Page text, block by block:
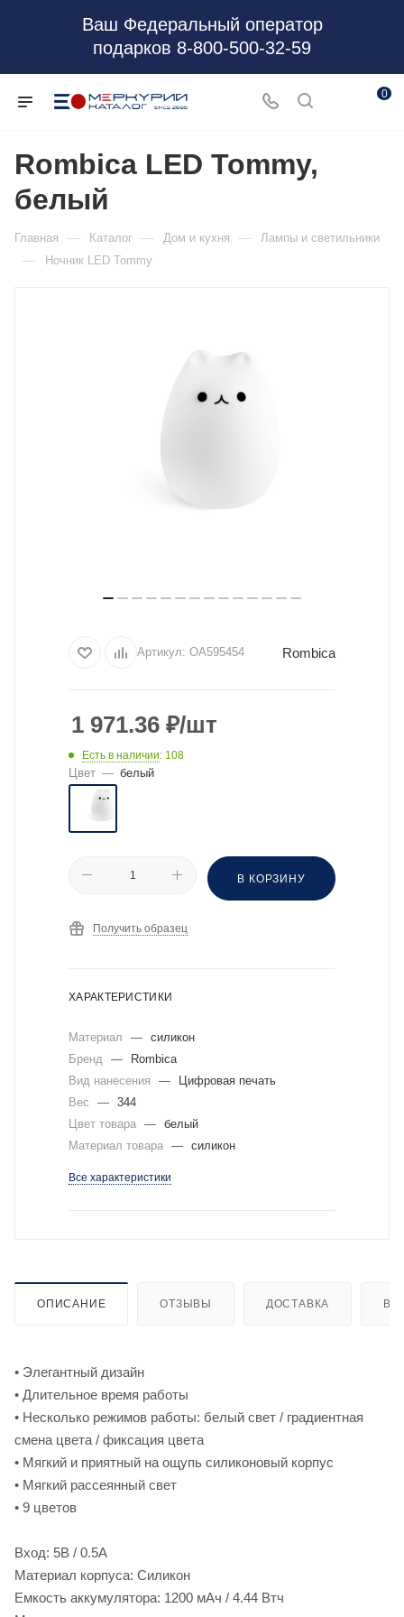
Ваш Федеральный оператор
подарков 8-800-500-32-59
0
Rombica LED Tommy,
белый
Главная — Каталог — Дом и кухня — Лампы и светильники
— Ночник LED Tommy
Артикул: OA595454 Rombica
1 971.36 ₽/шт
Есть в наличии: 108
Цвет — белый
В КОРЗИНУ
Получить образец
ХАРАКТЕРИСТИКИ
Материал — силикон
Бренд
—
Rombica
Вид нанесения
—
Цифровая печать
Вес
— 344
Цвет товара — белый
Материал товара — силикон
Все характеристики
ОПИСАНИЕ ОТЗЫВЫ ДОСТАВКА
• Элегантный дизайн
• Длительное время работы
• Несколько режимов работы: белый свет / градиентная
смена цвета / фиксация цвета
• Мягкий и приятный на ощупь силиконовый корпус
• Мягкий рассеянный свет
• 9 цветов
Вход: 5В / 0.5A
Материал корпуса: Силикон
Емкость аккумулятора: 1200 мАч / 4.44 Втч